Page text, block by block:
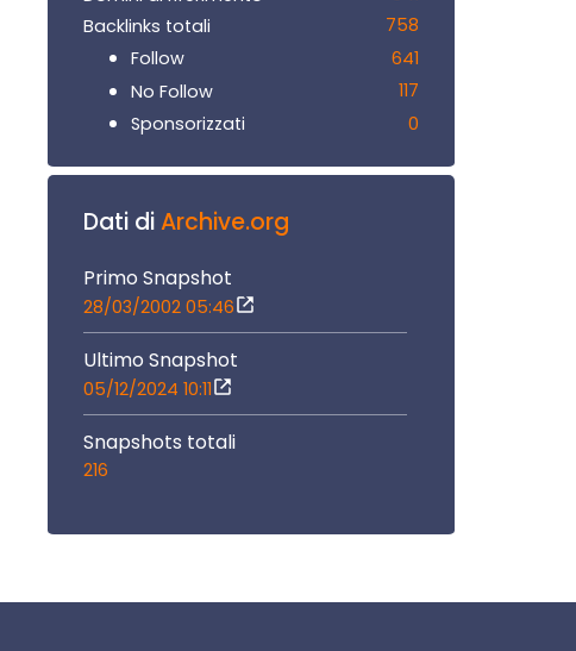
Backlinks totali
758
Follow
641
No Follow
117
Sponsorizzati
0
Dati diArchive.org
Primo Snapshot
28/03/2002 05:46
Ultimo Snapshot
05/12/2024 10:11
Snapshots totali
216